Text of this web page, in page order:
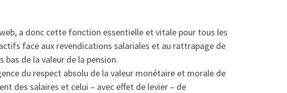
a donc cette fonction essentielle et vitale pour tous les
face aux revendications salariales et au rattrapage de
de la valeur de la pension.
du respect absolu de la valeur monétaire et morale de
des salaires et celui – avec effet de levier – de